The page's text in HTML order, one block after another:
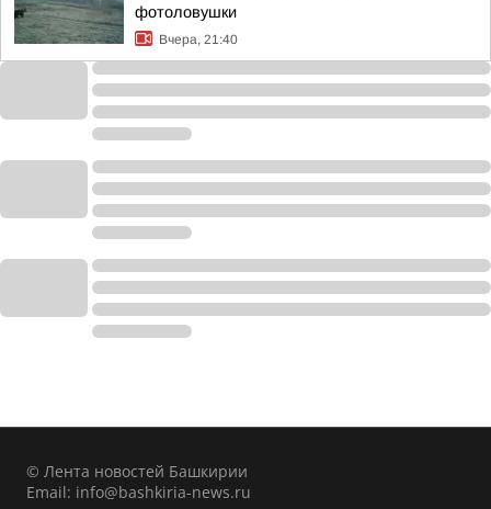
фотоловушки
Вчера, 21:40
© Лента новостей Башкирии
Email: info@bashkiria-news.ru